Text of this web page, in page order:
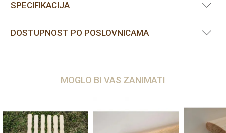
SPECIFIKACIJA
DOSTUPNOST PO POSLOVNICAMA
MOGLO BI VAS ZANIMATI